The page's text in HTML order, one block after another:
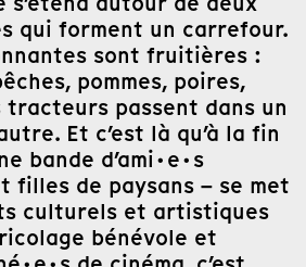
qui forment un carrefour.
sont fruitières :
pommes, poires,
passent dans un
Et c’est là qu’à la fin
bande d’ami·e·s
filles de paysans – se met
culturels et artistiques
bénévole et